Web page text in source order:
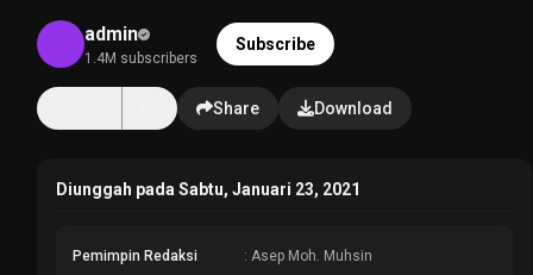
admin
1.4M subscribers
Subscribe
Share Download
Diunggah pada Sabtu, Januari 23, 2021
Pemimpin Redaksi
: Asep Moh. Muhsin